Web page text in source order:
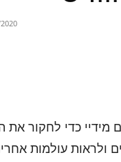
מידיי כדי לחקור את
ולראות עולמות